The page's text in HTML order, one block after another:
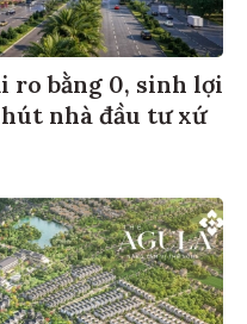
ro bằng 0, sinh lợi
nhà đầu tư xứ